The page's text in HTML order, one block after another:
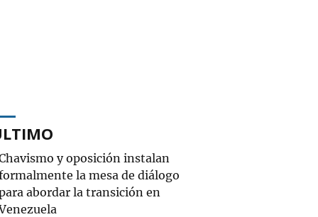
y oposición instalan
la mesa de diálogo
abordar la transición en